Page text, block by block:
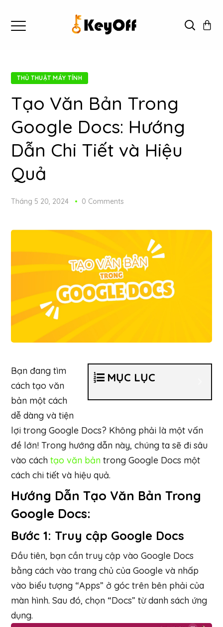
THỦ THUẬT MÁY TÍNH
Tạo Văn Bản Trong
Google Docs: Hướng
Dẫn Chi Tiết và Hiệu
Quả
Tháng 5 20, 2024 0 Comments
MỤC LỤC
Bạn đang tìm
cách tạo văn
bản một cách
dễ dàng và tiện
lợi trong Google Docs? Không phải là một vấn
đề lớn! Trong hướng dẫn này, chúng ta sẽ đi sâu
vào cáchtạo văn bản trong Google Docs một
cách chi tiết và hiệu quả.
Hướng Dẫn Tạo Văn Bản Trong
Google Docs:
Bước 1: Truy cập Google Docs
Đầu tiên, bạn cần truy cập vào Google Docs
bằng cách vào trang chủ của Google và nhấp
vào biểu tượng “Apps” ở góc trên bên phải của
màn hình. Sau đó, chọn “Docs” từ danh sách ứng
dụng.